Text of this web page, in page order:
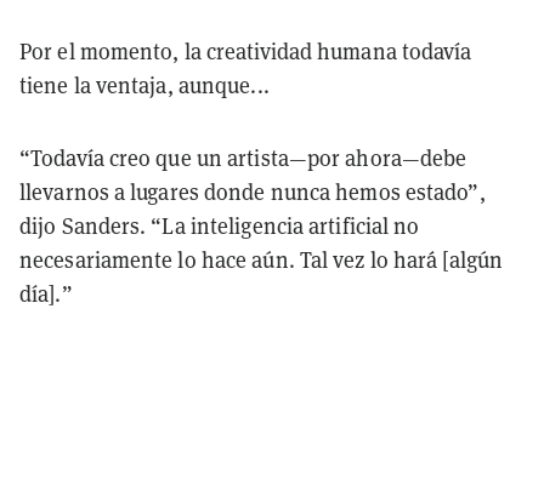
Por el momento, la creatividad humana todavía
tiene la ventaja, aunque...
“Todavía creo que un artista—por ahora—debe
llevarnos a lugares donde nunca hemos estado”,
dijo Sanders. “La inteligencia artificial no
necesariamente lo hace aún. Tal vez lo hará [algún
día].”